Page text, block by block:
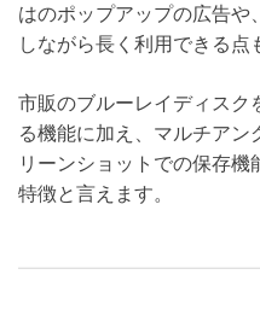
はのポップアップの広告
しながら長く利用できる点
市販のブルーレイディスク
る機能に加え、マルチアン
リーンショットでの保存
特徴と言えます。